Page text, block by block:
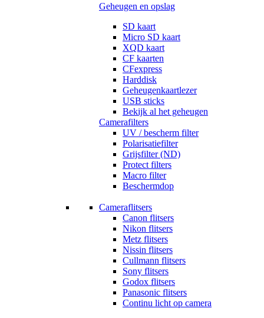
Geheugen en opslag
SD kaart
Micro SD kaart
XQD kaart
CF kaarten
CFexpress
Harddisk
Geheugenkaartlezer
USB sticks
Bekijk al het geheugen
Camerafilters
UV / bescherm filter
Polarisatiefilter
Grijsfilter (ND)
Protect filters
Macro filter
Beschermdop
Cameraflitsers
Canon flitsers
Nikon flitsers
Metz flitsers
Nissin flitsers
Cullmann flitsers
Sony flitsers
Godox flitsers
Panasonic flitsers
Continu licht op camera